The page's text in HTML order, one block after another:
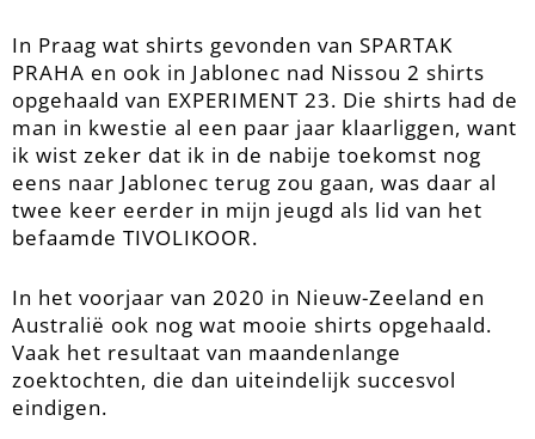
In Praag wat shirts gevonden van SPARTAK
PRAHA en ook in Jablonec nad Nissou 2 shirts
opgehaald van EXPERIMENT 23. Die shirts had de
man in kwestie al een paar jaar klaarliggen, want
ik wist zeker dat ik in de nabije toekomst nog
eens naar Jablonec terug zou gaan, was daar al
twee keer eerder in mijn jeugd als lid van het
befaamde TIVOLIKOOR.
In het voorjaar van 2020 in Nieuw-Zeeland en
Australië ook nog wat mooie shirts opgehaald.
Vaak het resultaat van maandenlange
zoektochten, die dan uiteindelijk succesvol
eindigen.